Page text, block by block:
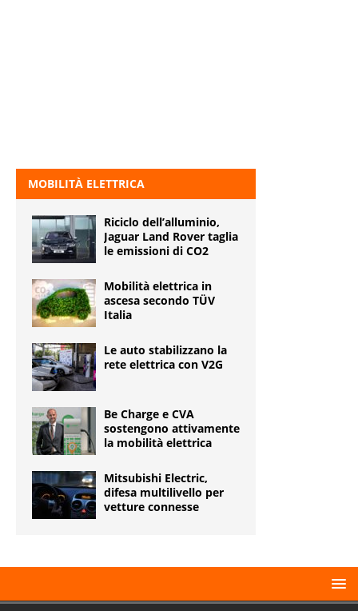
MOBILITÀ ELETTRICA
Riciclo dell’alluminio,
Jaguar Land Rover taglia
le emissioni di CO2
Mobilità elettrica in
ascesa secondo TÜV
Italia
Le auto stabilizzano la
rete elettrica con V2G
Be Charge e CVA
sostengono attivamente
la mobilità elettrica
Mitsubishi Electric,
difesa multilivello per
vetture connesse